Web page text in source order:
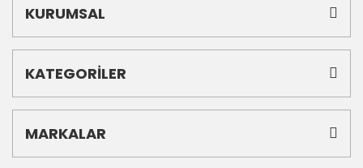
KURUMSAL
KATEGORİLER
MARKALAR